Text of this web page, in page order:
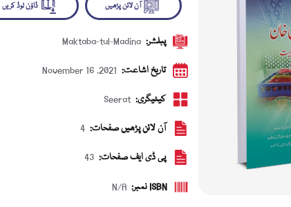
آن لائن پڑھیں ڈاؤن لوڈ کریں پبلشر: Maktaba-tul-Madina
تاریخ اشاعت: November 16 ,2021
کیٹیگری: Seerat
آن لائن پڑھیں صفحات: 4
پی ڈی ایف صفحات: 43
ISBN نمبر: N/A